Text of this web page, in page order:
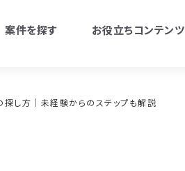
案件を探す お役立ちコンテンツ
探し方｜未経験からのステップも解説